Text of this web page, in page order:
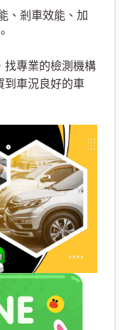
、剎車效能、加
找專業的檢測機構
到車況良好的車